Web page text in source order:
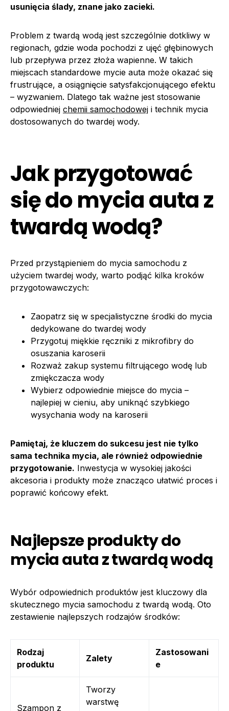
usunięcia ślady, znane jako zacieki.
Problem z twardą wodą jest szczególnie dotkliwy w
regionach, gdzie woda pochodzi z ujęć głębinowych
lub przepływa przez złoża wapienne. W takich
miejscach standardowe mycie auta może okazać się
frustrujące, a osiągnięcie satysfakcjonującego efektu
– wyzwaniem. Dlatego tak ważne jest stosowanie
odpowiedniej chemii samochodowej i technik mycia
dostosowanych do twardej wody.
Jak przygotować
się do mycia auta z
twardą wodą?
Przed przystąpieniem do mycia samochodu z
użyciem twardej wody, warto podjąć kilka kroków
przygotowawczych:
Zaopatrz się w specjalistyczne środki do mycia
dedykowane do twardej wody
Przygotuj miękkie ręczniki z mikrofibry do
osuszania karoserii
Rozważ zakup systemu filtrującego wodę lub
zmiękczacza wody
Wybierz odpowiednie miejsce do mycia –
najlepiej w cieniu, aby uniknąć szybkiego
wysychania wody na karoserii
Pamiętaj, że kluczem do sukcesu jest nie tylko
sama technika mycia, ale również odpowiednie
przygotowanie. Inwestycja w wysokiej jakości
akcesoria i produkty może znacząco ułatwić proces i
poprawić końcowy efekt.
Najlepsze produkty do
mycia auta z twardą wodą
Wybór odpowiednich produktów jest kluczowy dla
skutecznego mycia samochodu z twardą wodą. Oto
zestawienie najlepszych rodzajów środków:
Rodzaj
produktu
Zalety
Zastosowani
e
Szampon z
Tworzy
warstwę